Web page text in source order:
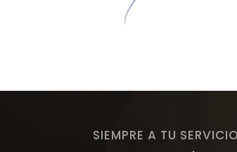
SIEMPRE A TU SERVICIO